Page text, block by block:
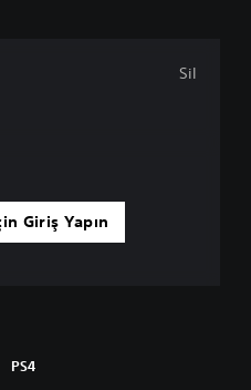
Giriş Yapın
Sil
PS4